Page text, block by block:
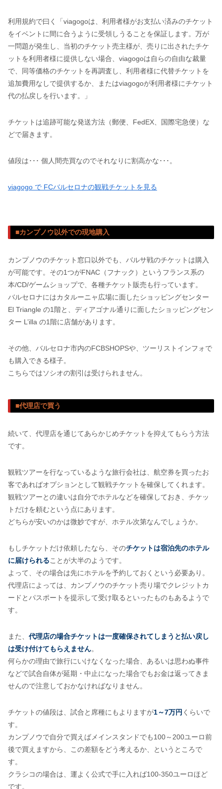
利用規約で曰く「viagogoは、利用者様がお支払い済みのチケット
をイベントに間に合うように受領しうることを保証します。万が
一問題が発生し、当初のチケット売主様が、売りに出されたチケ
ットを利用者様に提供しない場合、viagogoは自らの自由な裁量
で、同等価格のチケットを再調査し、利用者様に代替チケットを
追加費用なしで提供するか、またはviagogoが利用者様にチケット
代の払戻しを行います。」
チケットは追跡可能な発送方法（郵便、FedEX、国際宅急便）な
どで届きます。
値段は･･･ 個人間売買なのでそれなりに割高かな･･･。
viagogo で FCバルセロナの観戦チケットを見る
■カンプノウ以外での現地購入
カンプノウのチケット窓口以外でも、バルサ戦のチケットは購入
が可能です。その1つがFNAC（フナック）というフランス系の
本/CD/ゲームショップで、各種チケット販売も行っています。
バルセロナにはカタルーニャ広場に面したショッピングセンター
El Triangle の1階と、ディアゴナル通りに面したショッピングセン
ター L’illa の1階に店舗があります。
その他、バルセロナ市内のFCBSHOPSや、ツーリストインフォで
も購入できる様子。
こちらではソシオの割引は受けられません。
■代理店で買う
続いて、代理店を通じてあらかじめチケットを抑えてもらう方法
です。
観戦ツアーを行なっているような旅行会社は、航空券を買ったお
客であればオプションとして観戦チケットを確保してくれます。
観戦ツアーとの違いは自分でホテルなどを確保しておき、チケッ
トだけを頼むという点にあります。
どちらが安いのかは微妙ですが、ホテル次第なんでしょうか。
もしチケットだけ依頼したなら、そのチケットは宿泊先のホテル
に届けられることが大半のようです。
よって、その場合は先にホテルを予約しておくという必要あり。
代理店によっては、カンプノウのチケット売り場でクレジットカ
ードとパスポートを提示して受け取るといったものもあるようで
す。
また、 代理店の場合チケットは一度確保されてしまうと払い戻し
は受け付けてもらえません。
何らかの理由で旅行にいけなくなった場合、あるいは思わぬ事件
などで試合自体が延期・中止になった場合でもお金は返ってきま
せんので注意しておかなければなりません。
チケットの値段は、試合と席種にもよりますが1～7万円 くらいで
す。
カンプノウで自分で買えばメインスタンドでも100～200ユーロ前
後で買えますから、この差額をどう考えるか、というところで
す。
クラシコの場合は、運よく公式で手に入れば100-350ユーロほど
です。